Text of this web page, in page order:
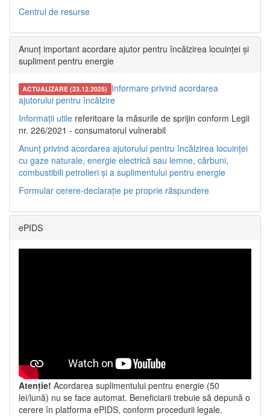
Centrul de resurse
Anunț important acordare ajutor pentru încălzirea locuinței și
supliment pentru energie
ACTUALIZARE (23.12.2025) Informare privind acordarea
ajutorului pentru încălzire
Informații utile referitoare la măsurile de sprijin conform Legii
nr. 226/2021 - consumatorul vulnerabil
Anunț privind acordarea ajutorului pentru încălzirea locuinței
cu gaze naturale, energie electrică sau lemne, cărbuni,
combustibili petrolieri și a suplimentului pentru energie
Formular cerere-declarație pe proprie răspundere
ePIDS
Atenție! Acordarea suplimentului pentru energie (50
lei/lună) nu se face automat. Beneficiarii trebuie să depună o
cerere în platforma ePIDS, conform procedurii legale.